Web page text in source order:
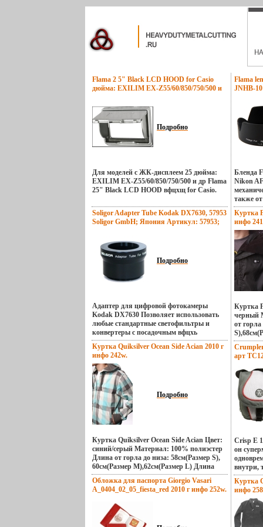
Flama 2 5" Black LCD HOOD for Casio
дюйма: EXILIM EX-Z55/60/850/750/500 и
Подробно
Для моделей с ЖК-дисплеем 25 дюйма:
EXILIM EX-Z55/60/850/750/500 и др Flama
25" Black LCD HOOD вфцхщ for Casio.
Soligor Adapter Tube Kodak DX7630, 57953
Soligor GmbH; Япония Артикул: 57953;
Kodak EasyShare DX7630 инфо 240w.
Подробно
Адаптер для цифровой фотокамеры
Kodak DX7630 Позволяет использовать
любые стандартные светофильтры и
конвертеры с посадочным вфцхь
диаметром 30,5мм.
Куртка Quiksilver Ocean Side Acian 2010 г
инфо 242w.
Подробно
Куртка Quiksilver Ocean Side Acian Цвет:
синий/серый Материал: 100% полиэстер
Длина от горла до низа: 58см(Размер S),
60см(Размер M),62см(Размер L) Длина
рукава: 54см(Размер S ), 56см(Размер
M),58см(Размер Lбълъш) Ширина:
48см(Размер S), 50см(Размер
M),52см(Размер L) Производитель:
Quiksilver Размеры: L, M Компания
Quiksilver – это один из крупнейших
Обложка для паспорта Giorgio Vasari
A_0404_02_05_fiesta_red 2010 г инфо 252w.
Flama
JNHB-
Бленда
Nikon
также
Куртка
инфо
Куртка
черный
от
рукава:
Fourstar
арт
Crisp E
он
внутри,
так ли?
от
Для
Куртка
инфо